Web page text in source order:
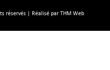
réservés | Réalisé par THM Web